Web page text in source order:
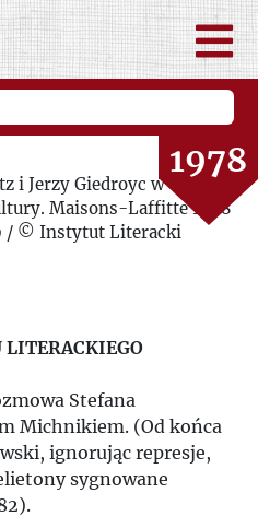
1976
1977
1978
1979
1983
i Jerzy Giedroyc w
Maisons-Laffitte 1978
/ © Instytut Literacki
Stefana
Michnikiem. (Od końca
ignorując represje,
sygnowane